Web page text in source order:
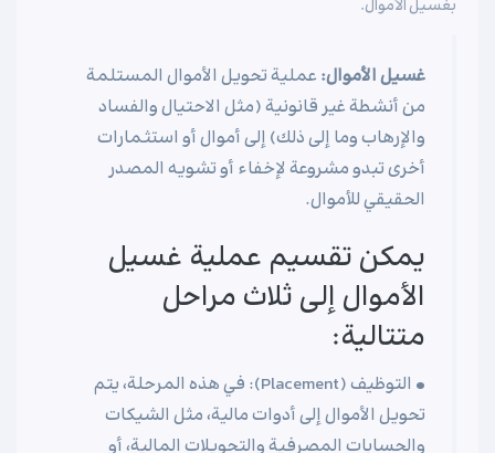
بغسيل الأموال.
غسيل الأموال: عملية تحويل الأموال المستلمة
من أنشطة غير قانونية (مثل الاحتيال والفساد
والإرهاب وما إلى ذلك) إلى أموال أو استثمارات
أخرى تبدو مشروعة لإخفاء أو تشويه المصدر
الحقيقي للأموال.
يمكن تقسيم عملية غسيل
الأموال إلى ثلاث مراحل
متتالية:
• التوظيف (Placement): في هذه المرحلة، يتم
تحويل الأموال إلى أدوات مالية، مثل الشيكات
والحسابات المصرفية والتحويلات المالية، أو